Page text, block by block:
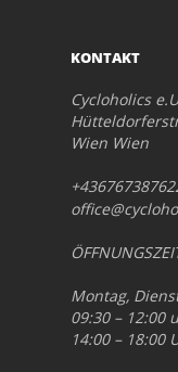
KONTAKT
Cycloholics
Wien Wien
Montag,
09:30 – 12:00
14:00 – 18:00